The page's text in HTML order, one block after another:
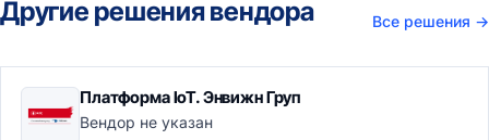
Другие решения вендора Все решения →
Платформа IoT. Энвижн Груп
Вендор не указан